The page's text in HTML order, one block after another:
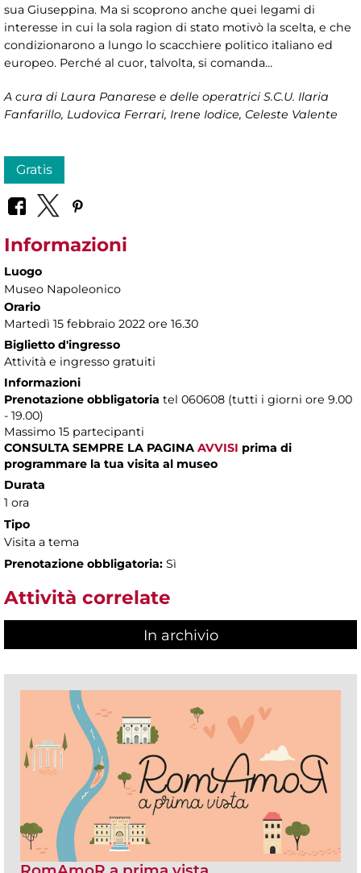
sua Giuseppina. Ma si scoprono anche quei legami di
interesse in cui la sola ragion di stato motivò la scelta, e che
condizionarono a lungo lo scacchiere politico italiano ed
europeo. Perché al cuor, talvolta, si comanda…
A cura di Laura Panarese e delle operatrici S.C.U. Ilaria
Fanfarillo, Ludovica Ferrari, Irene Iodice, Celeste Valente
Gratis
Informazioni
Luogo
Museo Napoleonico
Orario
Martedì 15 febbraio 2022 ore 16.30
Biglietto d'ingresso
Attività e ingresso gratuiti
Informazioni
Prenotazione obbligatoria tel 060608 (tutti i giorni ore 9.00
- 19.00)
Massimo 15 partecipanti
CONSULTA SEMPRE LA PAGINA AVVISI prima di
programmare la tua visita al museo
Durata
1 ora
Tipo
Visita a tema
Prenotazione obbligatoria: Sì
Attività correlate
In archivio